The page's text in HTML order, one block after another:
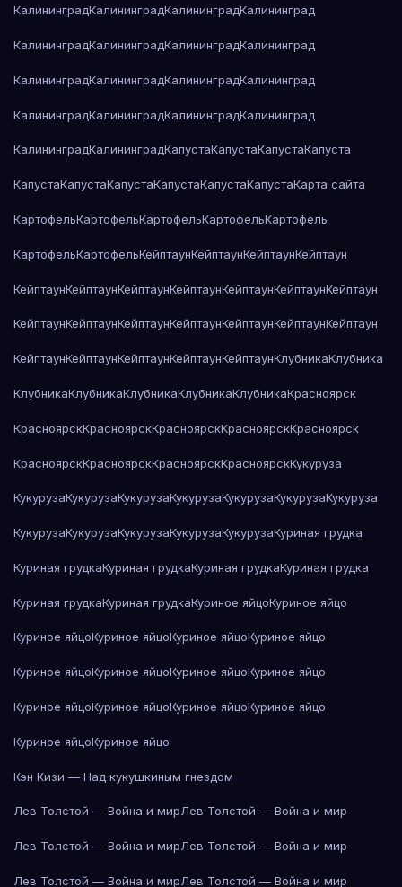
КалининградКалининградКалининградКалининград
КалининградКалининградКалининградКалининград
КалининградКалининградКалининградКалининград
КалининградКалининградКалининградКалининград
КалининградКалининградКапустаКапустаКапустаКапуста
КапустаКапустаКапустаКапустаКапустаКапустаКарта сайта
КартофельКартофельКартофельКартофельКартофель
КартофельКартофельКейптаунКейптаунКейптаунКейптаун
КейптаунКейптаунКейптаунКейптаунКейптаунКейптаунКейптаун
КейптаунКейптаунКейптаунКейптаунКейптаунКейптаунКейптаун
КейптаунКейптаунКейптаунКейптаунКейптаунКлубникаКлубника
КлубникаКлубникаКлубникаКлубникаКлубникаКрасноярск
КрасноярскКрасноярскКрасноярскКрасноярскКрасноярск
КрасноярскКрасноярскКрасноярскКрасноярскКукуруза
КукурузаКукурузаКукурузаКукурузаКукурузаКукурузаКукуруза
КукурузаКукурузаКукурузаКукурузаКукурузаКуриная грудка
Куриная грудкаКуриная грудкаКуриная грудкаКуриная грудка
Куриная грудкаКуриная грудкаКуриное яйцоКуриное яйцо
Куриное яйцоКуриное яйцоКуриное яйцоКуриное яйцо
Куриное яйцоКуриное яйцоКуриное яйцоКуриное яйцо
Куриное яйцоКуриное яйцоКуриное яйцоКуриное яйцо
Куриное яйцоКуриное яйцо
Кэн Кизи — Над кукушкиным гнездом
Лев Толстой — Война и мирЛев Толстой — Война и мир
Лев Толстой — Война и мирЛев Толстой — Война и мир
Лев Толстой — Война и мирЛев Толстой — Война и мир